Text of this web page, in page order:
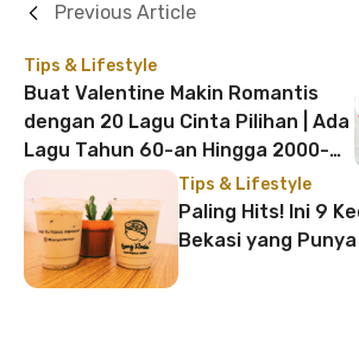
Tips & Lifestyle
Buat Valentine Makin Romantis
dengan 20 Lagu Cinta Pilihan | Ada
Lagu Tahun 60-an Hingga 2000-
an!
Previous Article
Tips & Lifestyle
Paling Hits! Ini 9
Bekasi yang